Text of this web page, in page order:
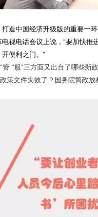
中国经济升级版的重要一
视电话会议上说，“要加快推
便利之门。”
”“服”三方面又出台了哪些新
策文件失效了？国务院简政